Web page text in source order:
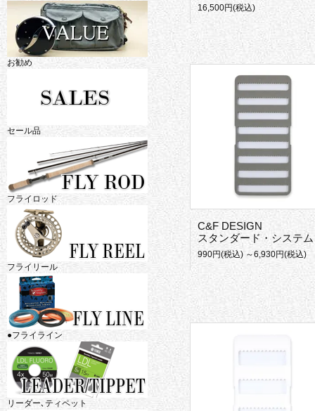
16,500円(税込)
C&F DESIGN
スタンダード・システムフォーム
990円(税込) ～6,930円(税込)
お勧め
セール品
フライロッド
フライリール
●フライライン
リーダー､ティペット